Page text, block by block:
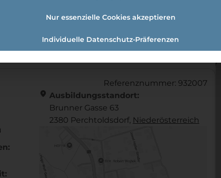
Schwerpunkt
Referenznummer: 932007
location_on Ausbildungsstandort:
Brunner Gasse 63
2380 Perchtoldsdorf, Nieder­österreich
Nur essenzielle Cookies akzeptieren
Individuelle Datenschutz-Präferenzen